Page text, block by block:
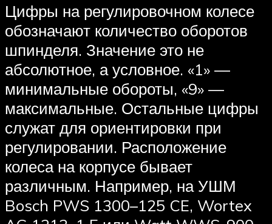
Цифры на регулировочном колесе
обозначают количество оборотов
шпинделя. Значение это не
абсолютное, а условное. «1» —
минимальные обороты, «9» —
максимальные. Остальные цифры
служат для ориентировки при
регулировании. Расположение
колеса на корпусе бывает
различным. Например, на УШМ
Bosch PWS 1300–125 CE, Wortex